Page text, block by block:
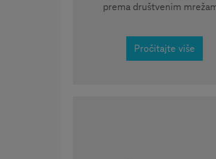
prema društvenim
Pročitajte više